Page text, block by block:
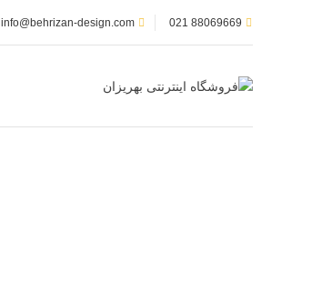
88069669 021
info@behrizan-design.com